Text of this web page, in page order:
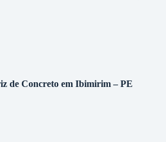
de Concreto em Ibimirim – PE